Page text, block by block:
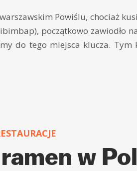
Powiślu, chociaż
początkowo zawiodło
do tego miejsca klucza. Tym
w